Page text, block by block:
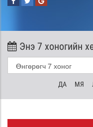
Энэ 7 хоногийн
ДА МЯ